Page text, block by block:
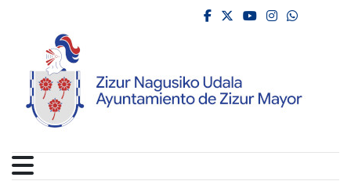
Ayuntamiento de
facebook
twitter
youtube